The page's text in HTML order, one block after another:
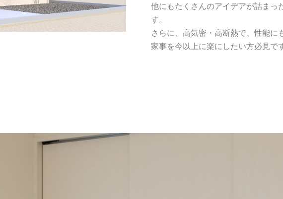
他にもたくさんのアイデアが詰まっ
す。
さらに、高気密・高断熱で、性能に
家事を今以上に楽にしたい方必見で